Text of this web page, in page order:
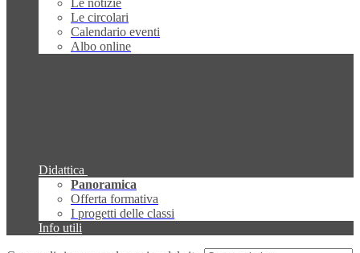
Le notizie
Le circolari
Calendario eventi
Albo online
Didattica
Panoramica
Offerta formativa
I progetti delle classi
Info utili